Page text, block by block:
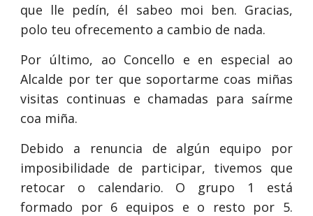
que lle pedín, él sabeo moi ben. Gracias,
polo teu ofrecemento a cambio de nada.
Por último, ao Concello e en especial ao
Alcalde por ter que soportarme coas miñas
visitas continuas e chamadas para saírme
coa miña.
Debido a renuncia de algún equipo por
imposibilidade de participar, tivemos que
retocar o calendario. O grupo 1 está
formado por 6 equipos e o resto por 5.